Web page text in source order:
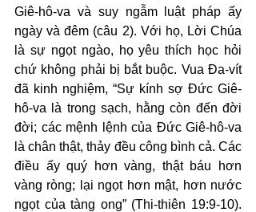
Giê-hô-va và suy ngẫm luật pháp ấy
ngày và đêm (câu 2). Với họ, Lời Chúa
là sự ngọt ngào, họ yêu thích học hỏi
chứ không phải bị bắt buộc. Vua Đa-vít
đã kinh nghiệm, “Sự kính sợ Đức Giê-
hô-va là trong sạch, hằng còn đến đời
đời; các mệnh lệnh của Đức Giê-hô-va
là chân thật, thảy đều công bình cả. Các
điều ấy quý hơn vàng, thật báu hơn
vàng ròng; lại ngọt hơn mật, hơn nước
ngọt của tàng ong” (Thi-thiên 19:9-10).